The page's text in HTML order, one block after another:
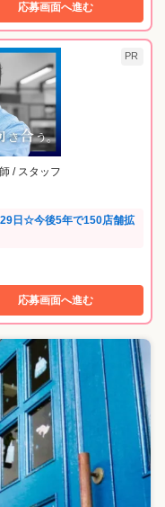
応募画面へ進む
PR
/ スタッフ
日☆今後5年で150店舗拡
応募画面へ進む